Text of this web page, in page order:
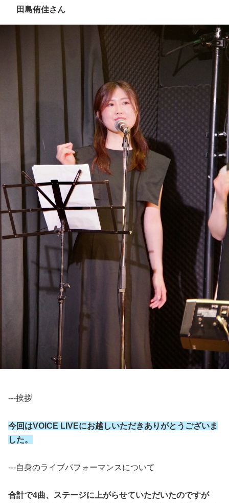
田島侑佳さん
---挨拶
今回はVOICE LIVEにお越しいただきありがとうございま
した。
---自身のライブパフォーマンスについて
合計で4曲、ステージに上がらせていただいたのですが